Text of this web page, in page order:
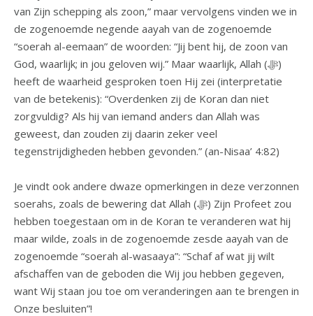
van Zijn schepping als zoon,” maar vervolgens vinden we in
de zogenoemde negende aayah van de zogenoemde
“soerah al-eemaan” de woorden: “Jij bent hij, de zoon van
God, waarlijk; in jou geloven wij.” Maar waarlijk, Allah (ﷻ)
heeft de waarheid gesproken toen Hij zei (interpretatie
van de betekenis): “Overdenken zij de Koran dan niet
zorgvuldig? Als hij van iemand anders dan Allah was
geweest, dan zouden zij daarin zeker veel
tegenstrijdigheden hebben gevonden.” (an-Nisaa’ 4:82)
Je vindt ook andere dwaze opmerkingen in deze verzonnen
soerahs, zoals de bewering dat Allah (ﷻ) Zijn Profeet zou
hebben toegestaan om in de Koran te veranderen wat hij
maar wilde, zoals in de zogenoemde zesde aayah van de
zogenoemde “soerah al-wasaaya”: “Schaf af wat jij wilt
afschaffen van de geboden die Wij jou hebben gegeven,
want Wij staan jou toe om veranderingen aan te brengen in
Onze besluiten”!